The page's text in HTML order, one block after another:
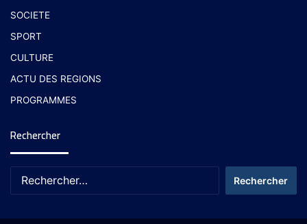
SOCIETE
SPORT
CULTURE
ACTU DES REGIONS
PROGRAMMES
Rechercher